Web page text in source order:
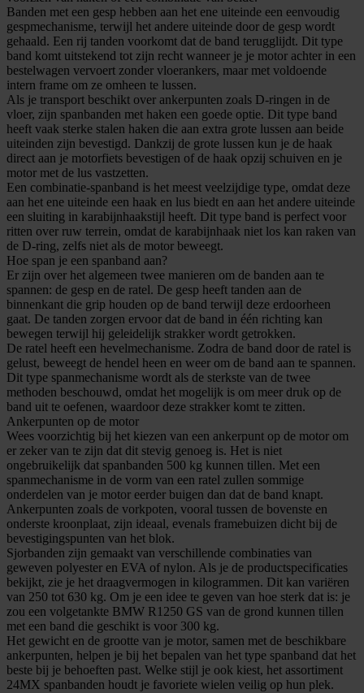
Banden met een gesp hebben aan het ene uiteinde een eenvoudig
gespmechanisme, terwijl het andere uiteinde door de gesp wordt
gehaald. Een rij tanden voorkomt dat de band terugglijdt. Dit type
band komt uitstekend tot zijn recht wanneer je je motor achter in een
bestelwagen vervoert zonder vloerankers, maar met voldoende
intern frame om ze omheen te lussen.
Als je transport beschikt over ankerpunten zoals D-ringen in de
vloer, zijn spanbanden met haken een goede optie. Dit type band
heeft vaak sterke stalen haken die aan extra grote lussen aan beide
uiteinden zijn bevestigd. Dankzij de grote lussen kun je de haak
direct aan je motorfiets bevestigen of de haak opzij schuiven en je
motor met de lus vastzetten.
Een combinatie-spanband is het meest veelzijdige type, omdat deze
aan het ene uiteinde een haak en lus biedt en aan het andere uiteinde
een sluiting in karabijnhaakstijl heeft. Dit type band is perfect voor
ritten over ruw terrein, omdat de karabijnhaak niet los kan raken van
de D-ring, zelfs niet als de motor beweegt.
Hoe span je een spanband aan?
Er zijn over het algemeen twee manieren om de banden aan te
spannen: de gesp en de ratel. De gesp heeft tanden aan de
binnenkant die grip houden op de band terwijl deze erdoorheen
gaat. De tanden zorgen ervoor dat de band in één richting kan
bewegen terwijl hij geleidelijk strakker wordt getrokken.
De ratel heeft een hevelmechanisme. Zodra de band door de ratel is
gelust, beweegt de hendel heen en weer om de band aan te spannen.
Dit type spanmechanisme wordt als de sterkste van de twee
methoden beschouwd, omdat het mogelijk is om meer druk op de
band uit te oefenen, waardoor deze strakker komt te zitten.
Ankerpunten op de motor
Wees voorzichtig bij het kiezen van een ankerpunt op de motor om
er zeker van te zijn dat dit stevig genoeg is. Het is niet
ongebruikelijk dat spanbanden 500 kg kunnen tillen. Met een
spanmechanisme in de vorm van een ratel zullen sommige
onderdelen van je motor eerder buigen dan dat de band knapt.
Ankerpunten zoals de vorkpoten, vooral tussen de bovenste en
onderste kroonplaat, zijn ideaal, evenals framebuizen dicht bij de
bevestigingspunten van het blok.
Sjorbanden zijn gemaakt van verschillende combinaties van
geweven polyester en EVA of nylon. Als je de productspecificaties
bekijkt, zie je het draagvermogen in kilogrammen. Dit kan variëren
van 250 tot 630 kg. Om je een idee te geven van hoe sterk dat is: je
zou een volgetankte BMW R1250 GS van de grond kunnen tillen
met een band die geschikt is voor 300 kg.
Het gewicht en de grootte van je motor, samen met de beschikbare
ankerpunten, helpen je bij het bepalen van het type spanband dat het
beste bij je behoeften past. Welke stijl je ook kiest, het assortiment
24MX spanbanden houdt je favoriete wielen veilig op hun plek.